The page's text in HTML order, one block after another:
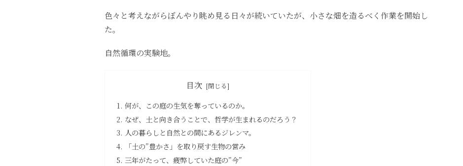
色々と考えながらぼんやり眺め見る日々が続いていたが、小さな畑を造るべく作業を開始し
た。
自然循環の実験地。
目次
何が、この庭の生気を奪っているのか。
なぜ、土と向き合うことで、哲学が生まれるのだろう？
人の暮らしと自然との間にあるジレンマ。
「土の”豊かさ」を取り戻す生物の営み
三年がたって、疲弊していた庭の”今”